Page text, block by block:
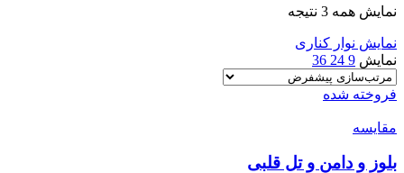
نمایش همه 3 نتیجه
نمایش نوار کناری
نمایش 9
24
36
فروخته شده
مقايسه
بلوز و دامن و تل قلبی